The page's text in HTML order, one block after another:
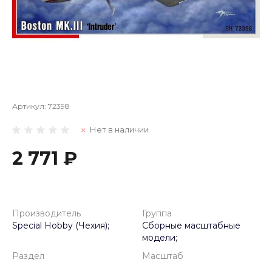
Артикул: 72398
Нет в наличии
2 771 ₽
Производитель
Special Hobby (Чехия);
Группа
Сборные масштабные
модели;
Раздел
Масштаб